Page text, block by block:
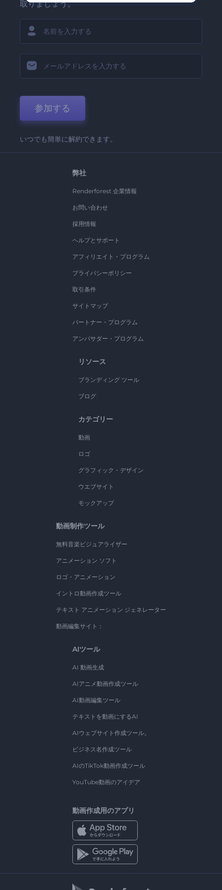
取りましょう。
参加する
いつでも簡単に解約できます。
弊社
Renderforest 企業情報
お問い合わせ
採用情報
ヘルプとサポート
アフィリエイト・プログラム
プライバシーポリシー
取引条件
サイトマップ
パートナー・プログラム
アンバサダー・プログラム
リソース
ブランディング ツール
ブログ
カテゴリー
動画
ロゴ
グラフィック・デザイン
ウエブサイト
モックアップ
動画制作ツール
無料音楽ビジュアライザー
アニメーション ソフト
ロゴ・アニメーション
イントロ動画作成ツール
テキスト アニメーション ジェネレーター
動画編集サイト：
AIツール
AI 動画生成
AIアニメ動画作成ツール
AI動画編集ツール
テキストを動画にするAI
AIウェブサイト作成ツール。
ビジネス名作成ツール
AIのTikTok動画作成ツール
YouTube動画のアイデア
動画作成用のアプリ